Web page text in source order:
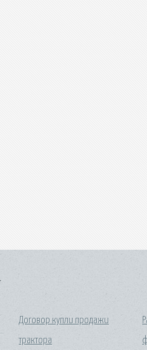
Договор купли продажи
трактора